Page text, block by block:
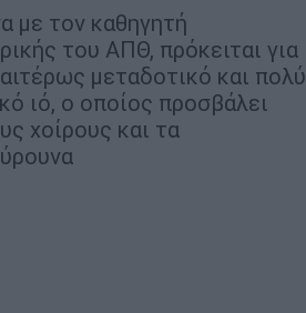
με τον καθηγητή
του ΑΠΘ, πρόκειται για
μεταδοτικό και πολύ
ιό, ο οποίος προσβάλει
χοίρους και τα